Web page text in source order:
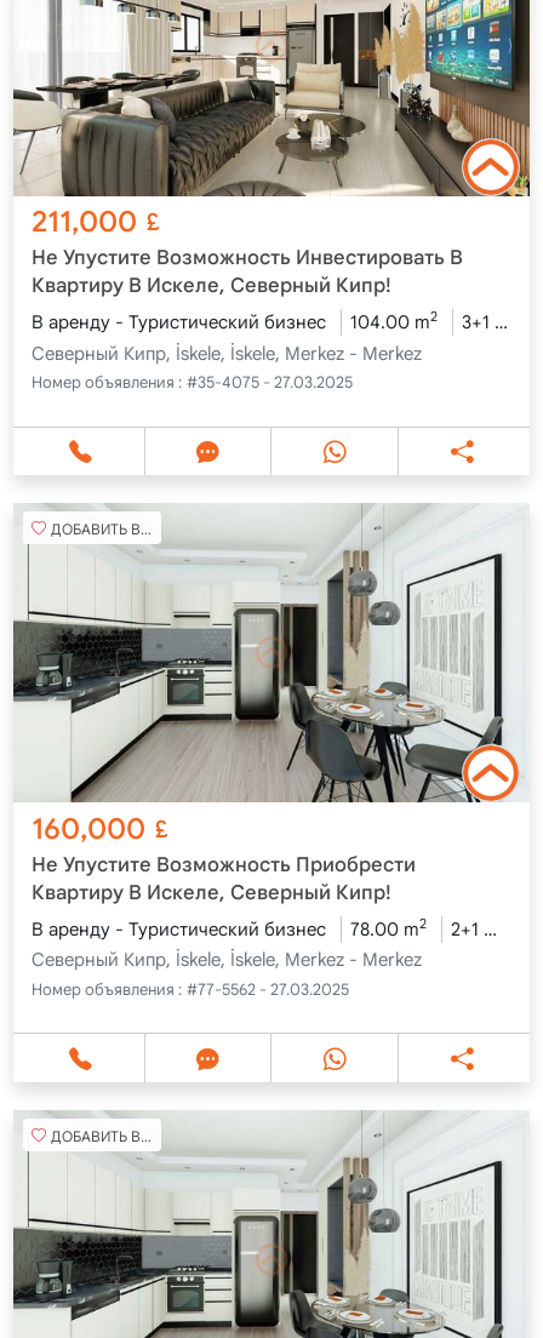
211,000 £
Не Упустите Возможность Инвестировать В
Квартиру В Искеле, Северный Кипр!
В аренду - Туристический бизнес 104.00 m2 3+1
Северный Кипр, İskele, İskele, Merkez - Merkez
Номер объявления : #35-4075 - 27.03.2025
ДОБАВИТЬ В ИЗБРАННОЕ
160,000 £
Не Упустите Возможность Приобрести
Квартиру В Искеле, Северный Кипр!
В аренду - Туристический бизнес 78.00 m2 2+1
Северный Кипр, İskele, İskele, Merkez - Merkez
Номер объявления : #77-5562 - 27.03.2025
ДОБАВИТЬ В ИЗБРАННОЕ